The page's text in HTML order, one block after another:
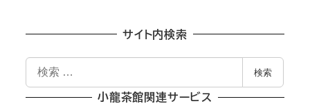
サイト内検索
索
検索
小龍茶館関連サービス